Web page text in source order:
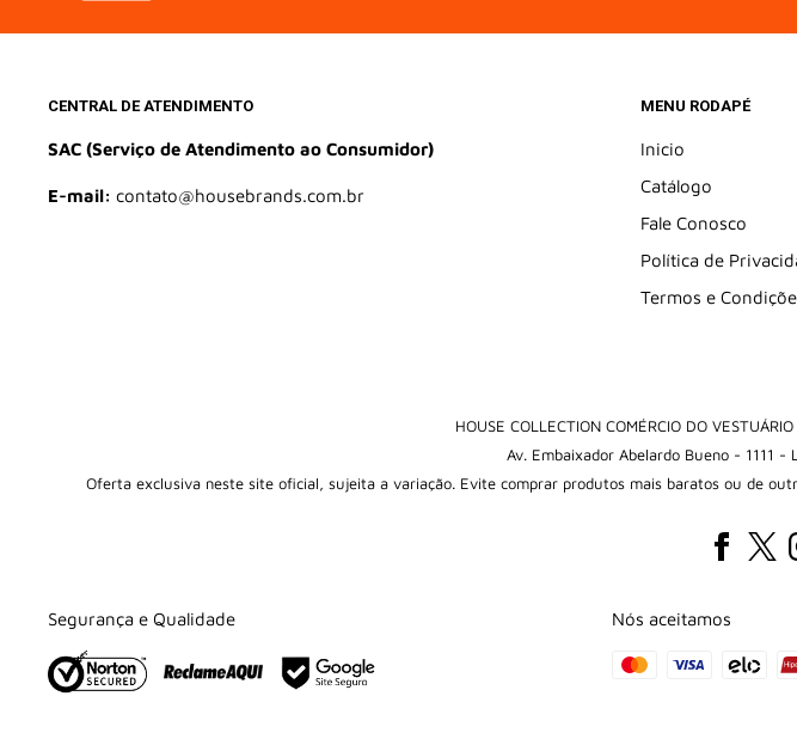
CENTRAL DE ATENDIMENTO
SAC (Serviço de Atendimento ao Consumidor)
E-mail: contato@housebrands.com.br
MENU RODAPÉ
Inicio
Catálogo
Fale Conosco
Política de
Termos e
HOUSE COLLECTION COMÉRCIO DO
Av. Embaixador Abelardo Bueno - 1111 -
Oferta exclusiva neste site oficial, sujeita a variação. Evite comprar produtos mais baratos ou de
Segurança e Qualidade Nós aceitamos